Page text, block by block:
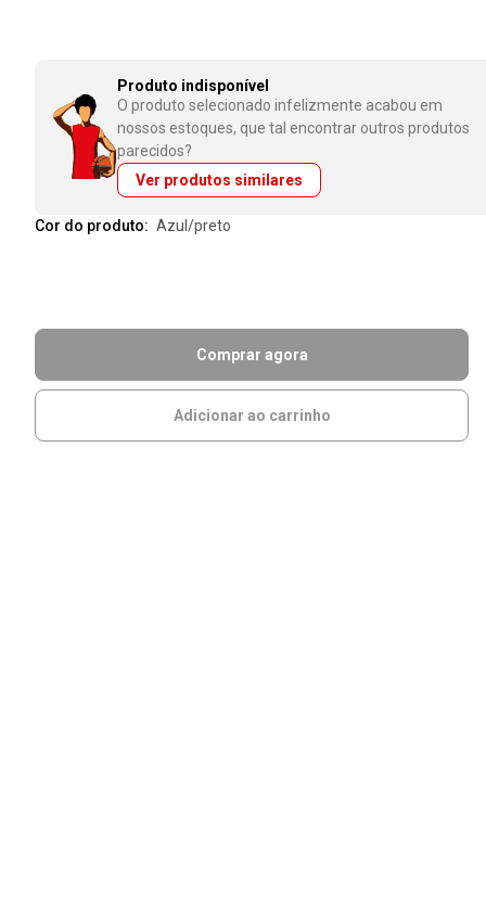
Produto indisponível
O produto selecionado infelizmente acabou em
nossos estoques, que tal encontrar outros produtos
parecidos?
Ver produtos similares
Cor do produto: azul/preto
Comprar agora
Adicionar ao carrinho